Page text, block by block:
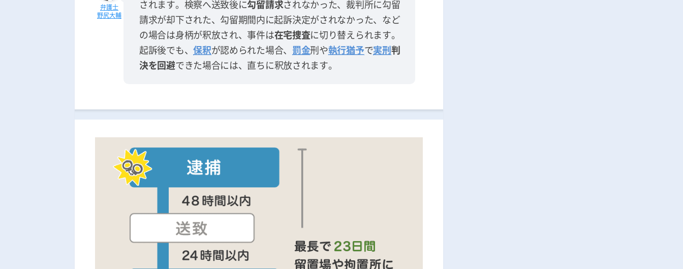
野尻大輔
されます。検察へ送致後に勾留請求されなかった、裁判所に勾留
請求が却下された、勾留期間内に起訴決定がされなかった、など
の場合は身柄が釈放され、事件は在宅捜査に切り替えられます。
起訴後でも、保釈が認められた場合、 罰金刑や執行猶予で実刑 判
決を回避できた場合には、直ちに釈放されます。